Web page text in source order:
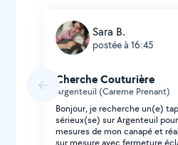
Sara B.
postée à 16:45
Cherche Couturière
Argenteuil (Careme Prenant)
Bonjour, je recherche un(e)
sérieux(se) sur Argenteuil
mesures de mon canapé et
sur mesure avec fermeture